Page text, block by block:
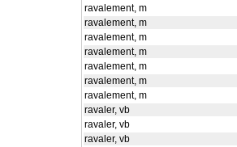
ravalement, m
ravalement, m
ravalement, m
ravalement, m
ravalement, m
ravalement, m
ravalement, m
ravaler, vb
ravaler, vb
ravaler, vb